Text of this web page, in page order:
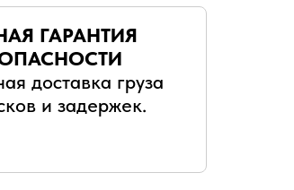
ГАРАНТИЯ
доставка груза
и задержек.